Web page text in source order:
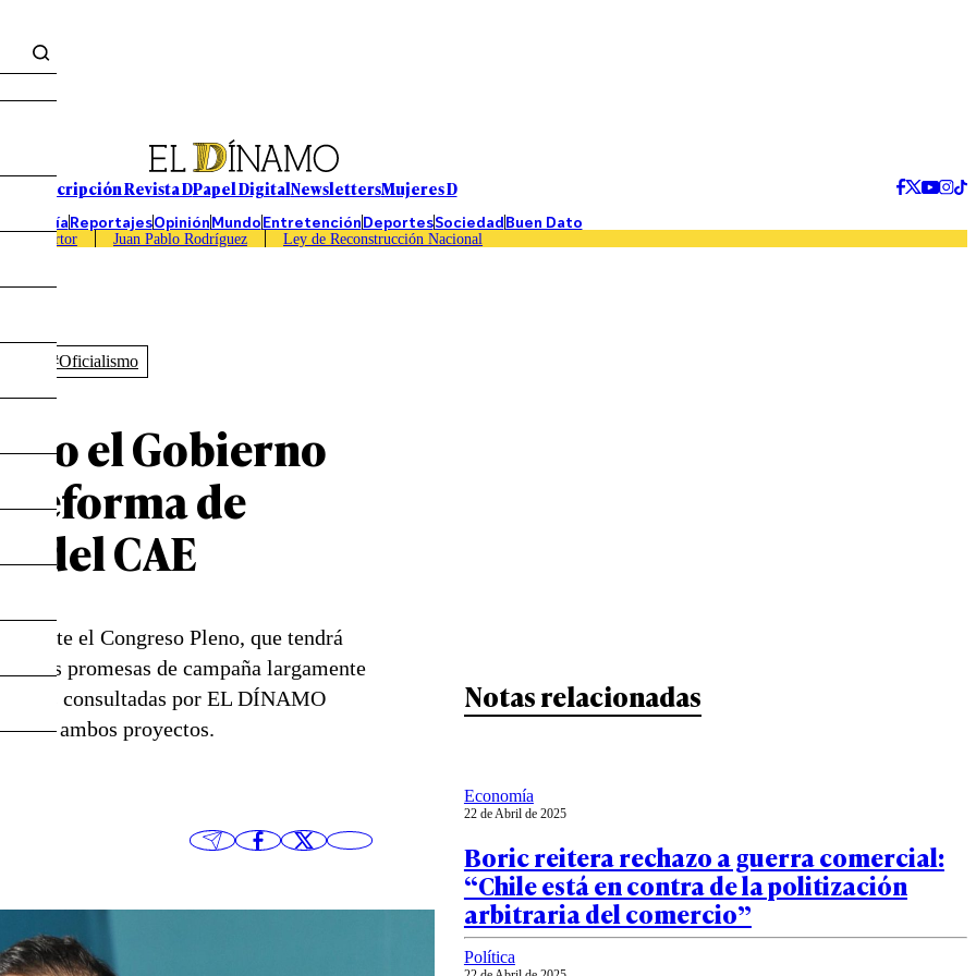
Suscripción Revista DPapel DigitalNewslettersMujeres D
EconomíaReportajesOpiniónMundoEntretenciónDeportesSociedadBuen Dato
Caso Sartor Juan Pablo Rodríguez Ley de Reconstrucción Nacional
#Oficialismo
el Gobierno
reforma de
del CAE
ante el Congreso Pleno, que tendrá
dos promesas de campaña largamente
consultadas por EL DÍNAMO
de ambos proyectos.
Notas relacionadas
Economía
22 de Abril de 2025
Boric reitera rechazo a guerra comercial:
“Chile está en contra de la politización
arbitraria del comercio”
Política